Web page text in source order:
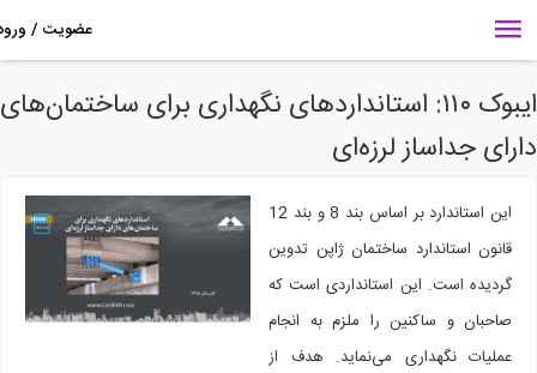
ایبوک ۱۱۰: استانداردهای نگهداری برای ساختمان‌های
جداساز لرزه‌ای
این استاندارد بر اساس بند 8 و بند 12
قانون استاندارد ساختمان ژاپن تدوین
گردیده است. این استانداردی است که
صاحبان و ساکنین را ملزم به انجام
عملیات نگهداری می‌نماید. هدف از